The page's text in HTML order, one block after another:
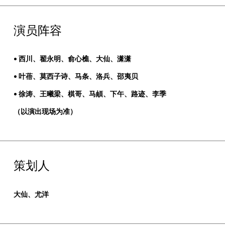
演员阵容
• 西川、翟永明、俞心樵、大仙、潇潇
• 叶蓓、莫西子诗、马条、洛兵、邵夷贝
• 徐涛、王曦梁、棋哥、马頔、下午、路迹、李季
（以演出现场为准）
策划人
大仙、尤洋